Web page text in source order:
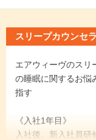
スリープカウンセ
エアウィーヴのスリ
の睡眠に関するお悩
指す
《入社1年目》
入社後、新入社員